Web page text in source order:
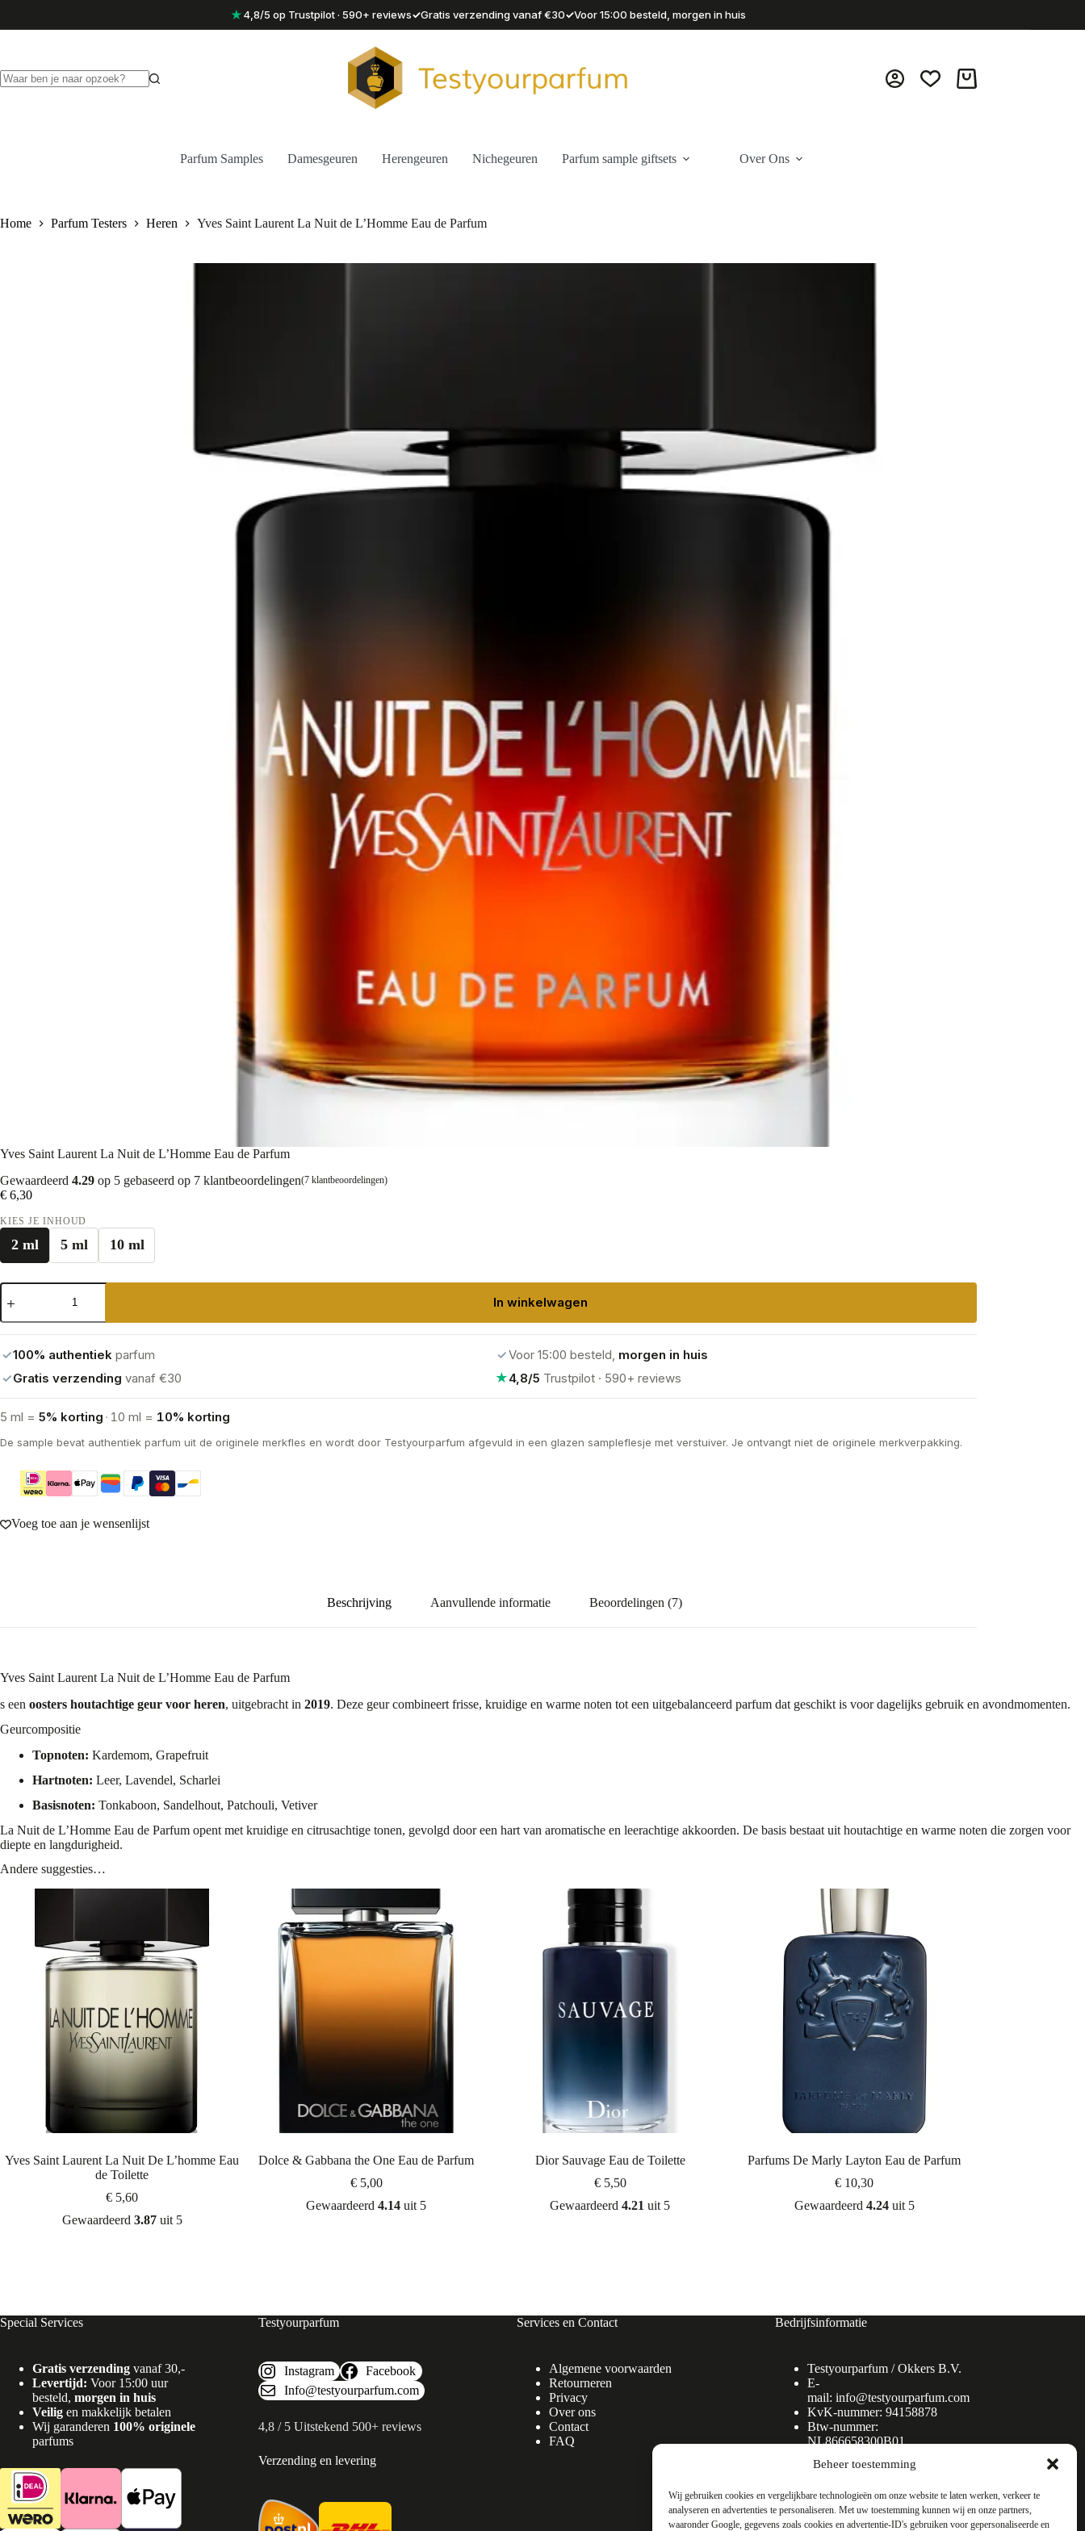
Beheer toestemming
Wij gebruiken cookies en vergelijkbare technologieën om onze website te laten werken, verkeer te
analyseren en advertenties te personaliseren. Met uw toestemming kunnen wij en onze partners,
waaronder Google, gegevens zoals cookies en advertentie-ID's gebruiken voor gepersonaliseerde en
★4,8/5 op Trustpilot · 590+ reviews✓Gratis verzending vanaf €30✓Voor 15:00 besteld, morgen in huis
Winkelwagen
Parfum Samples Damesgeuren Herengeuren Nichegeuren Parfum sample giftsets Over Ons
Home Parfum Testers Heren Yves Saint Laurent La Nuit de L’Homme Eau de Parfum
Yves Saint Laurent La Nuit de L’Homme Eau de Parfum
Gewaardeerd 4.29 op 5 gebaseerd op 7 klantbeoordelingen(7 klantbeoordelingen)
€ 6,30
KIES JE INHOUD
2 ml 5 ml 10 ml
Yves
Saint
de
L'Homme
Eau
de
Parfum
aantal
In winkelwagen
✓100% authentiek parfum ✓Voor 15:00 besteld, morgen in huis
✓Gratis verzending vanaf €30 ★4,8/5 Trustpilot · 590+ reviews
5 ml = 5% korting · 10 ml = 10% korting
De sample bevat authentiek parfum uit de originele merkfles en wordt door Testyourparfum afgevuld in een glazen sampleflesje met verstuiver. Je ontvangt niet de originele merkverpakking.
Voeg toe aan je wensenlijst
Beschrijving Aanvullende informatie Beoordelingen (7)
Yves Saint Laurent La Nuit de L’Homme Eau de Parfum
s een oosters houtachtige geur voor heren, uitgebracht in 2019. Deze geur combineert frisse, kruidige en warme noten tot een uitgebalanceerd parfum dat geschikt is voor dagelijks gebruik en avondmomenten.
Geurcompositie
Topnoten: Kardemom, Grapefruit
Hartnoten: Leer, Lavendel, Scharlei
Basisnoten: Tonkaboon, Sandelhout, Patchouli, Vetiver
La Nuit de L’Homme Eau de Parfum opent met kruidige en citrusachtige tonen, gevolgd door een hart van aromatische en leerachtige akkoorden. De basis bestaat uit houtachtige en warme noten die zorgen voor
diepte en langdurigheid.
Andere suggesties…
Yves Saint Laurent La Nuit De L’homme Eau
de Toilette
€ 5,60
Gewaardeerd 3.87uit 5
Dolce & Gabbana the One Eau de Parfum
€5,00
Gewaardeerd4.14 uit 5
Dior Sauvage Eau de Toilette
€5,50
Gewaardeerd4.21 uit 5
Parfums De Marly Layton Eau de Parfum
€ 10,30
Gewaardeerd 4.24uit 5
Special Services
Gratis verzending vanaf 30,-
Levertijd: Voor 15:00 uur
besteld, morgen in huis
Veilig en makkelijk betalen
Wij garanderen 100% originele
parfums
Testyourparfum
Instagram
Facebook
Info@testyourparfum.com
4,8 / 5 Uitstekend 500+ reviews
Verzending en levering
Services en Contact
Algemene voorwaarden
Retourneren
Privacy
Over ons
Contact
FAQ
Bedrijfsinformatie
Testyourparfum /Okkers B.V.
E-
mail: info@testyourparfum.com
KvK-nummer: 94158878
Btw-nummer:
NL866658300B01